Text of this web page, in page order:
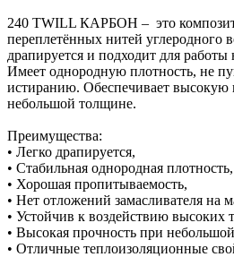
240 ТWILL КАРБОН – это
переплетённых нитей углеродного
драпируется и подходит для
Имеет однородную плотность, не
истиранию. Обеспечивает высокую
небольшой толщине.
Преимущества:
• Легко драпируется,
• Стабильная однородная плотность,
• Хорошая пропитываемость,
• Нет отложений замасливателя на
• Устойчив к воздействию высоких
• Высокая прочность при
• Отличные теплоизоляционные